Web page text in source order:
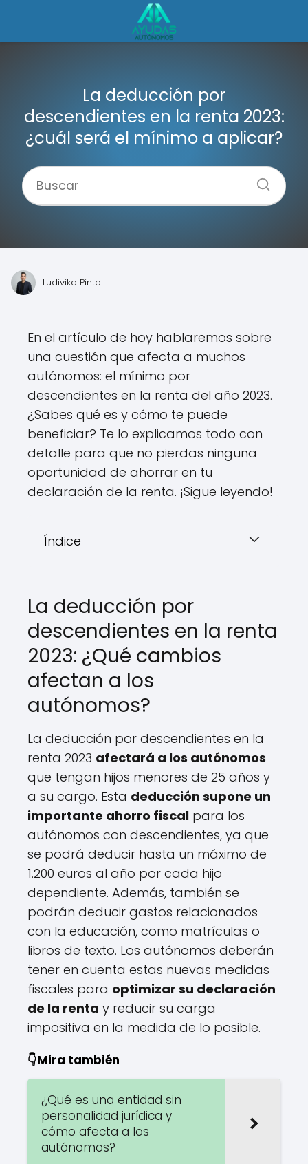
La deducción por
descendientes en la renta 2023:
¿cuál será el mínimo a aplicar?
Ludiviko Pinto
En el artículo de hoy hablaremos sobre
una cuestión que afecta a muchos
autónomos: el mínimo por
descendientes en la renta del año 2023.
¿Sabes qué es y cómo te puede
beneficiar? Te lo explicamos todo con
detalle para que no pierdas ninguna
oportunidad de ahorrar en tu
declaración de la renta. ¡Sigue leyendo!
Índice
La deducción por
descendientes en la renta
2023: ¿Qué cambios
afectan a los
autónomos?
La deducción por descendientes en la
renta 2023 afectará a los autónomos
que tengan hijos menores de 25 años y
a su cargo. Esta deducción supone un
importante ahorro fiscal para los
autónomos con descendientes, ya que
se podrá deducir hasta un máximo de
1.200 euros al año por cada hijo
dependiente. Además, también se
podrán deducir gastos relacionados
con la educación, como matrículas o
libros de texto. Los autónomos deberán
tener en cuenta estas nuevas medidas
fiscales para optimizar su declaración
de la renta y reducir su carga
impositiva en la medida de lo posible.
👇Mira también
¿Qué es una entidad sin
personalidad jurídica y
cómo afecta a los
autónomos?